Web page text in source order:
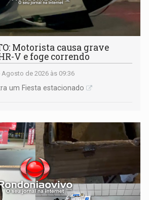
Motorista causa grave
V e foge correndo
Agosto de 2026 às 09:36
um Fiesta estacionado